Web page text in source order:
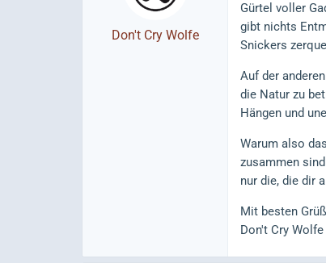
Don't Cry Wolfe
Gürtel voller
gibt nichts
Snickers
Auf der
die Natur zu
Hängen und
Warum also
zusammen
nur die, die dir
Mit besten
Don't Cry